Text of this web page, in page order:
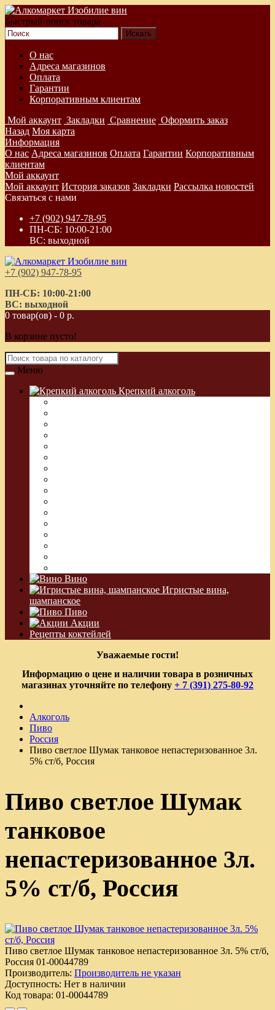
Быстрый поиск товара
О нас
Адреса магазинов
Оплата
Гарантии
Корпоративным клиентам
Мой аккаунт Закладки Сравнение Оформить заказ
Назад Моя карта
Информация
О нас Адреса магазинов Оплата Гарантии Корпоративным
клиентам
Мой аккаунт
Мой аккаунт История заказов Закладки Рассылка новостей
Связаться с нами
+7 (902) 947-78-95
ПН-СБ: 10:00-21:00
ВС: выходной
+7 (902) 947-78-95
ПН-СБ: 10:00-21:00
ВС: выходной
0 товар(ов) - 0 р.
В корзине пусто!
Меню
Крепкий алкоголь
Вино
Игристые вина,
шампанское
Пиво
Акции
Рецепты коктейлей
Уважаемые гости!
Информацию о цене и наличии товара в розничных
магазинах уточняйте по телефону + 7 (391) 275-80-92
Алкоголь
Пиво
Россия
Пиво светлое Шумак танковое непастеризованное 3л.
5% ст/б, Россия
Пиво светлое Шумак
танковое
непастеризованное 3л.
5% ст/б, Россия
Пиво светлое Шумак танковое непастеризованное 3л. 5% ст/б,
Россия 01-00044789
Производитель: Производитель не указан
Доступность: Нет в наличии
Код товара: 01-00044789